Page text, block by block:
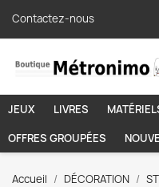
Contactez-nous
JEUX LIVRES
OFFRES GROUPÉES
Accueil DÉCORATION